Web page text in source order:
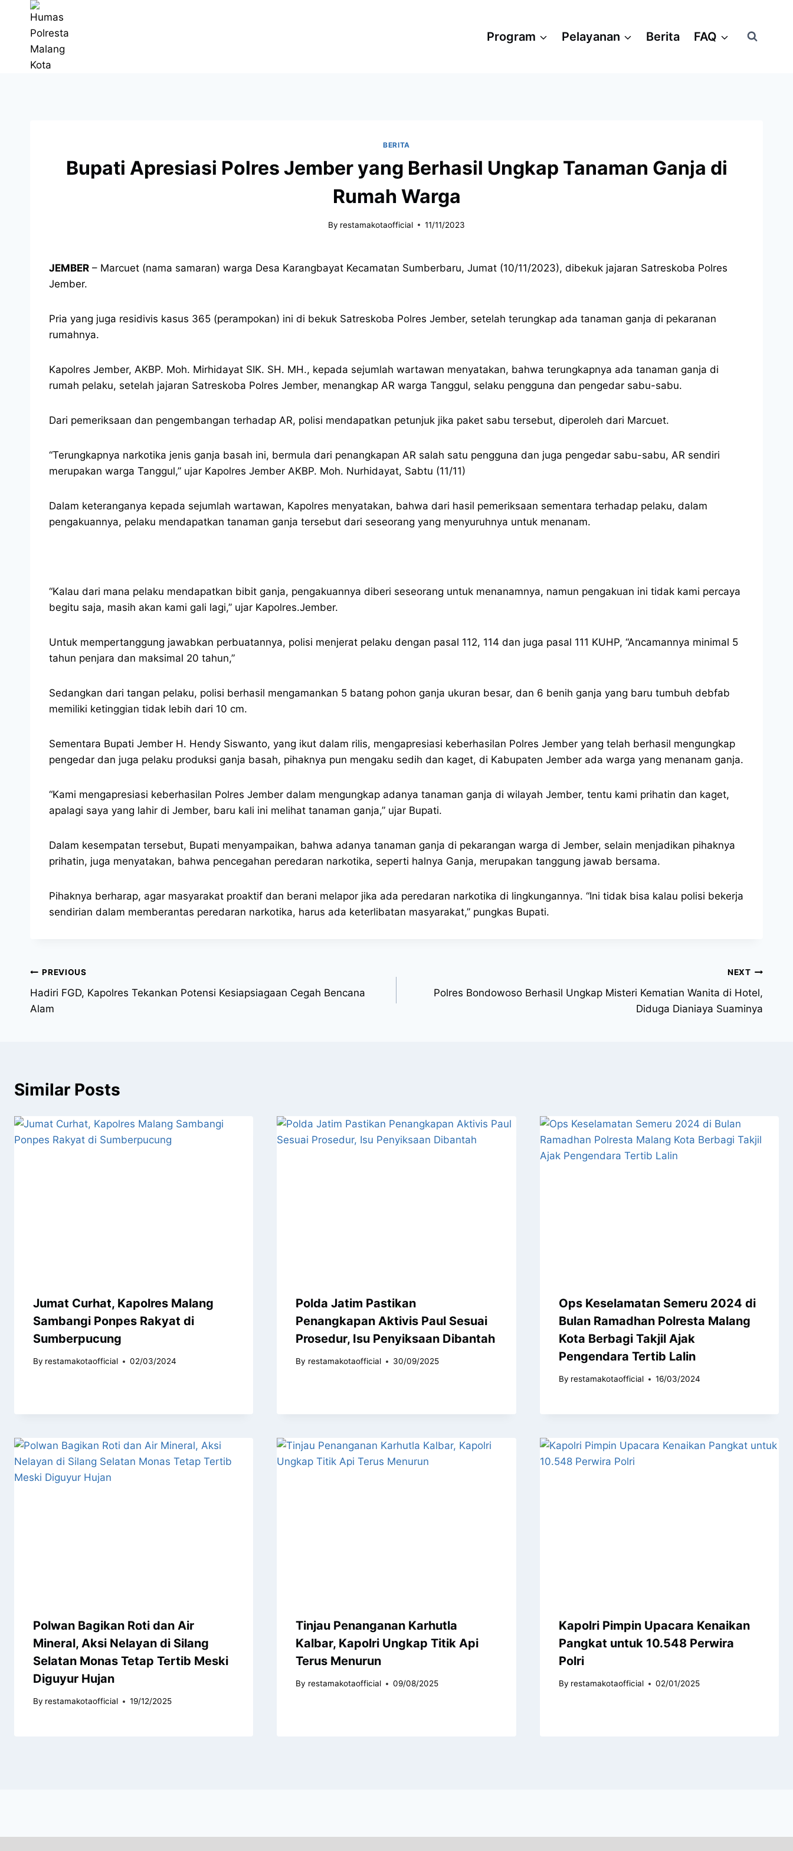
Program Pelayanan Berita FAQ
BERITA
Bupati Apresiasi Polres Jember yang Berhasil Ungkap Tanaman Ganja di
Rumah Warga
By restamakotaofficial 11/11/2023
JEMBER – Marcuet (nama samaran) warga Desa Karangbayat Kecamatan Sumberbaru, Jumat (10/11/2023), dibekuk jajaran Satreskoba Polres
Jember.
Pria yang juga residivis kasus 365 (perampokan) ini di bekuk Satreskoba Polres Jember, setelah terungkap ada tanaman ganja di pekaranan
rumahnya.
Kapolres Jember, AKBP. Moh. Mirhidayat SIK. SH. MH., kepada sejumlah wartawan menyatakan, bahwa terungkapnya ada tanaman ganja di
rumah pelaku, setelah jajaran Satreskoba Polres Jember, menangkap AR warga Tanggul, selaku pengguna dan pengedar sabu-sabu.
Dari pemeriksaan dan pengembangan terhadap AR, polisi mendapatkan petunjuk jika paket sabu tersebut, diperoleh dari Marcuet.
“Terungkapnya narkotika jenis ganja basah ini, bermula dari penangkapan AR salah satu pengguna dan juga pengedar sabu-sabu, AR sendiri
merupakan warga Tanggul,” ujar Kapolres Jember AKBP. Moh. Nurhidayat, Sabtu (11/11)
Dalam keteranganya kepada sejumlah wartawan, Kapolres menyatakan, bahwa dari hasil pemeriksaan sementara terhadap pelaku, dalam
pengakuannya, pelaku mendapatkan tanaman ganja tersebut dari seseorang yang menyuruhnya untuk menanam.
“Kalau dari mana pelaku mendapatkan bibit ganja, pengakuannya diberi seseorang untuk menanamnya, namun pengakuan ini tidak kami percaya
begitu saja, masih akan kami gali lagi,” ujar Kapolres.Jember.
Untuk mempertanggung jawabkan perbuatannya, polisi menjerat pelaku dengan pasal 112, 114 dan juga pasal 111 KUHP, “Ancamannya minimal 5
tahun penjara dan maksimal 20 tahun,”
Sedangkan dari tangan pelaku, polisi berhasil mengamankan 5 batang pohon ganja ukuran besar, dan 6 benih ganja yang baru tumbuh debfab
memiliki ketinggian tidak lebih dari 10 cm.
Sementara Bupati Jember H. Hendy Siswanto, yang ikut dalam rilis, mengapresiasi keberhasilan Polres Jember yang telah berhasil mengungkap
pengedar dan juga pelaku produksi ganja basah, pihaknya pun mengaku sedih dan kaget, di Kabupaten Jember ada warga yang menanam ganja.
“Kami mengapresiasi keberhasilan Polres Jember dalam mengungkap adanya tanaman ganja di wilayah Jember, tentu kami prihatin dan kaget,
apalagi saya yang lahir di Jember, baru kali ini melihat tanaman ganja,” ujar Bupati.
Dalam kesempatan tersebut, Bupati menyampaikan, bahwa adanya tanaman ganja di pekarangan warga di Jember, selain menjadikan pihaknya
prihatin, juga menyatakan, bahwa pencegahan peredaran narkotika, seperti halnya Ganja, merupakan tanggung jawab bersama.
Pihaknya berharap, agar masyarakat proaktif dan berani melapor jika ada peredaran narkotika di lingkungannya. “Ini tidak bisa kalau polisi bekerja
sendirian dalam memberantas peredaran narkotika, harus ada keterlibatan masyarakat,” pungkas Bupati.
PREVIOUS
Hadiri FGD, Kapolres Tekankan Potensi Kesiapsiagaan Cegah Bencana
Alam
NEXT
Polres Bondowoso Berhasil Ungkap Misteri Kematian Wanita di Hotel,
Diduga Dianiaya Suaminya
Similar Posts
Jumat Curhat, Kapolres Malang
Sambangi Ponpes Rakyat di
Sumberpucung
By restamakotaofficial 02/03/2024
Polda Jatim Pastikan
Penangkapan Aktivis Paul Sesuai
Prosedur, Isu Penyiksaan Dibantah
By restamakotaofficial 30/09/2025
Ops Keselamatan Semeru 2024 di
Bulan Ramadhan Polresta Malang
Kota Berbagi Takjil Ajak
Pengendara Tertib Lalin
By restamakotaofficial 16/03/2024
Polwan Bagikan Roti dan Air
Mineral, Aksi Nelayan di Silang
Selatan Monas Tetap Tertib Meski
Diguyur Hujan
By restamakotaofficial 19/12/2025
Tinjau Penanganan Karhutla
Kalbar, Kapolri Ungkap Titik Api
Terus Menurun
By restamakotaofficial 09/08/2025
Kapolri Pimpin Upacara Kenaikan
Pangkat untuk 10.548 Perwira
Polri
By restamakotaofficial 02/01/2025